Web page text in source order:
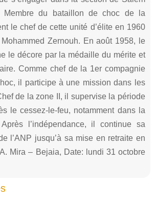
Membre du bataillon de choc de la
le chef de cette unité d’élite en 1960
Zernouh. En août 1958, le
le décore par la médaille du mérite et
Comme chef de la 1er compagnie
il participe à une mission dans les
de la zone II, il supervise la période
le cessez-le-feu, notamment dans la
l’indépendance, il continue sa
l’ANP jusqu’à sa mise en retraite en
Mira – Bejaia, Date: lundi 31 octobre